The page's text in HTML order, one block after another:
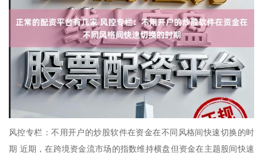
风控专栏：不用开户的炒股软件在资金在不同风格间快速切换的时
期 近期，在跨境资金流市场的指数维持横盘但资金在主题股间快速